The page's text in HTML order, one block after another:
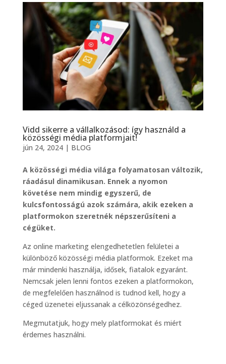
Vidd sikerre a vállalkozásod: így használd a
közösségi média platformjait!
jún 24, 2024| BLOG
A közösségi média világa folyamatosan változik,
ráadásul dinamikusan. Ennek a nyomon
követése nem mindig egyszerű, de
kulcsfontosságú azok számára, akik ezeken a
platformokon szeretnék népszerűsíteni a
cégüket.
Az online marketing elengedhetetlen felületei a
különböző közösségi média platformok. Ezeket ma
már mindenki használja, idősek, fiatalok egyaránt.
Nemcsak jelen lenni fontos ezeken a platformokon,
de megfelelően használnod is tudnod kell, hogy a
céged üzenetei eljussanak a célközönségedhez.
Megmutatjuk, hogy mely platformokat és miért
érdemes használni.